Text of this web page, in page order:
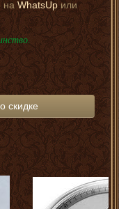
на WhatsUpили
скидке